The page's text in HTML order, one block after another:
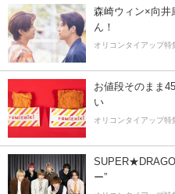
森崎ウィン×向井
ん！
オリコンタイアップ特
お値段そのまま
い
オリコンタイアップ特
ー”